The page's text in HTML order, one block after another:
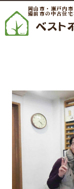
岡山市・瀬戸内市
備前市の中古住